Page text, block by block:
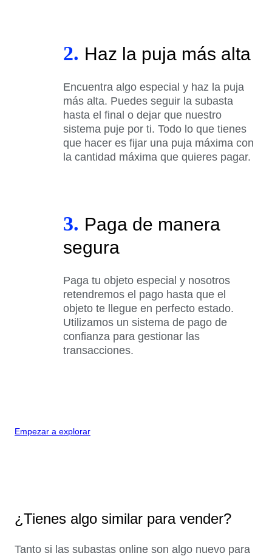
2. Haz la puja más alta
Encuentra algo especial y haz la puja
más alta. Puedes seguir la subasta
hasta el final o dejar que nuestro
sistema puje por ti. Todo lo que tienes
que hacer es fijar una puja máxima con
la cantidad máxima que quieres pagar.
3. Paga de manera
segura
Paga tu objeto especial y nosotros
retendremos el pago hasta que el
objeto te llegue en perfecto estado.
Utilizamos un sistema de pago de
confianza para gestionar las
transacciones.
Empezar a explorar
¿Tienes algo similar para vender?
Tanto si las subastas online son algo nuevo para